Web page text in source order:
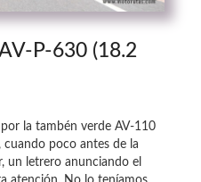
P-630 (18.2
la tambén verde AV-110
poco antes de la
un letrero anunciando el